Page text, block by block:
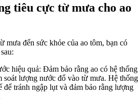
tiêu cực từ mưa cho ao
mưa đến sức khỏe của ao tôm, bạn có
hiệu quả: Đảm bảo rằng ao có hệ thống
soát lượng nước đổ vào từ mưa. Hệ thống
để tránh ngập lụt và đảm bảo rằng lượng